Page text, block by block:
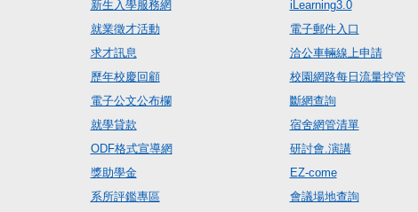
新生入學服務網
就業徵才活動
求才訊息
歷年校慶回顧
電子公文公布欄
就學貸款
ODF格式宣導網
獎助學金
系所評鑑專區
iLearning3.0
電子郵件入口
洽公車輛線上申請
校園網路每日流量控管
斷網查詢
宿舍網管清單
研討會.演講
EZ-come
會議場地查詢